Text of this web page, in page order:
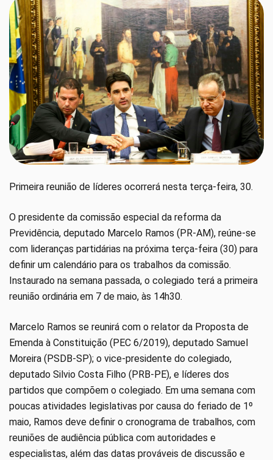
Primeira reunião de líderes ocorrerá nesta terça-feira, 30.
O presidente da comissão especial da reforma da
Previdência, deputado Marcelo Ramos (PR-AM), reúne-se
com lideranças partidárias na próxima terça-feira (30) para
definir um calendário para os trabalhos da comissão.
Instaurado na semana passada, o colegiado terá a primeira
reunião ordinária em 7 de maio, às 14h30.
Marcelo Ramos se reunirá com o relator da Proposta de
Emenda à Constituição (PEC 6/2019), deputado Samuel
Moreira (PSDB-SP); o vice-presidente do colegiado,
deputado Silvio Costa Filho (PRB-PE), e líderes dos
partidos que compõem o colegiado. Em uma semana com
poucas atividades legislativas por causa do feriado de 1º
maio, Ramos deve definir o cronograma de trabalhos, com
reuniões de audiência pública com autoridades e
especialistas, além das datas prováveis de discussão e